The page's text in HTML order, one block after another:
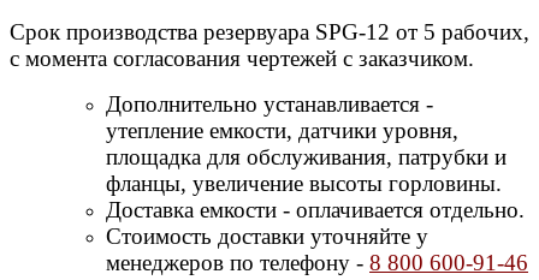
Срок производства резервуара SPG-12 от 5 рабочих,
с момента согласования чертежей с заказчиком.
Дополнительно устанавливается -
утепление емкости, датчики уровня,
площадка для обслуживания, патрубки и
фланцы, увеличение высоты горловины.
Доставка емкости - оплачивается отдельно.
Стоимость доставки уточняйте у
менеджеров по телефону - 8 800 600-91-46